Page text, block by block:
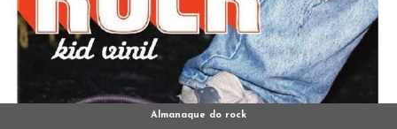
Almanaque do rock